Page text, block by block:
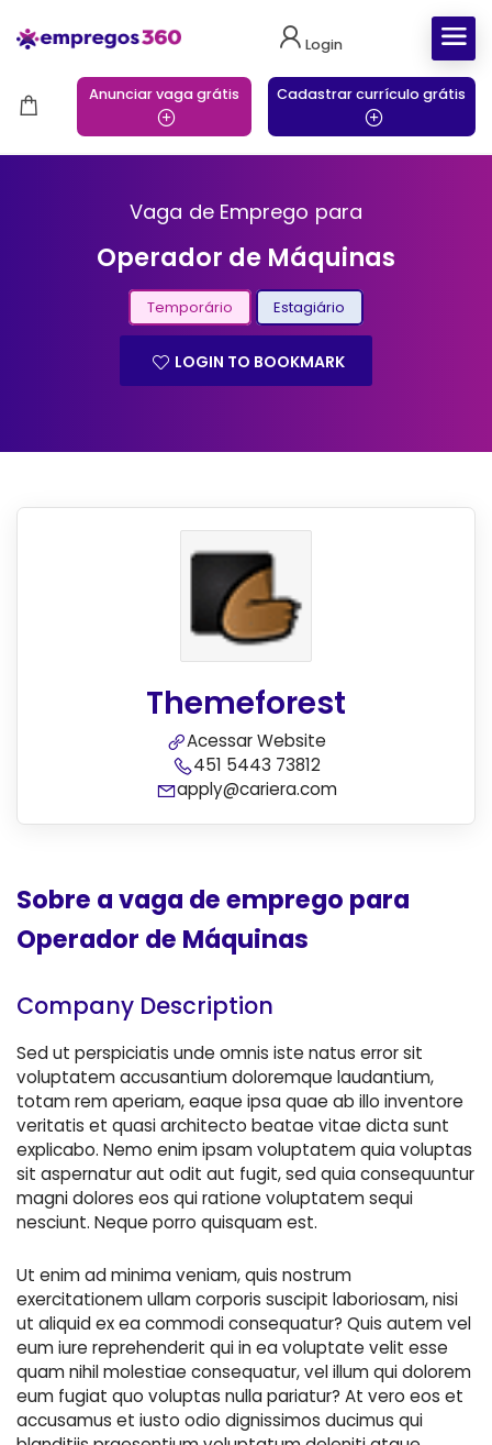
Login
Anunciar vaga grátis Cadastrar currículo grátis
Vaga de Emprego para
Operador de Máquinas
Temporário Estagiário
LOGIN TO BOOKMARK
Themeforest
Acessar Website
451 5443 73812
apply@cariera.com
Sobre a vaga de emprego para
Operador de Máquinas
Company Description
Sed ut perspiciatis unde omnis iste natus error sit
voluptatem accusantium doloremque laudantium,
totam rem aperiam, eaque ipsa quae ab illo inventore
veritatis et quasi architecto beatae vitae dicta sunt
explicabo. Nemo enim ipsam voluptatem quia voluptas
sit aspernatur aut odit aut fugit, sed quia consequuntur
magni dolores eos qui ratione voluptatem sequi
nesciunt. Neque porro quisquam est.
Ut enim ad minima veniam, quis nostrum
exercitationem ullam corporis suscipit laboriosam, nisi
ut aliquid ex ea commodi consequatur? Quis autem vel
eum iure reprehenderit qui in ea voluptate velit esse
quam nihil molestiae consequatur, vel illum qui dolorem
eum fugiat quo voluptas nulla pariatur? At vero eos et
accusamus et iusto odio dignissimos ducimus qui